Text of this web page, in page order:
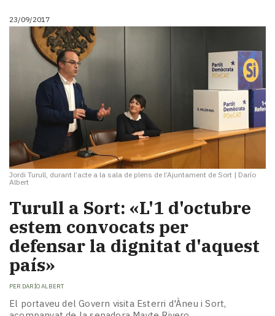
23/09/2017
Jordi Turull, durant l’acte a la sala de plens de l’Ajuntament de Sort | Darío
Albert
Turull a Sort: «L'1 d'octubre
estem convocats per
defensar la dignitat d'aquest
país»
PER DARÍO ALBERT
El portaveu del Govern visita Esterri d'Àneu i Sort,